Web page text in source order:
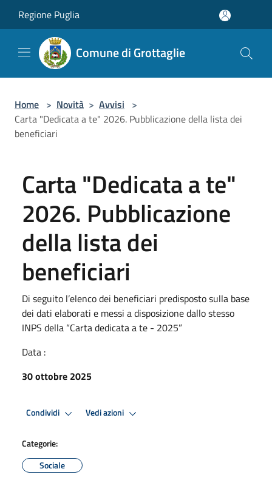
Regione Puglia
Comune di Grottaglie
Home > Novità > Avvisi >
Carta "Dedicata a te" 2026. Pubblicazione della lista dei
beneficiari
Carta "Dedicata a te"
2026. Pubblicazione
della lista dei
beneficiari
Di seguito l’elenco dei beneficiari predisposto sulla base
dei dati elaborati e messi a disposizione dallo stesso
INPS della “Carta dedicata a te - 2025”
Data :
30 ottobre 2025
Condividi Vedi azioni
Categorie:
Sociale